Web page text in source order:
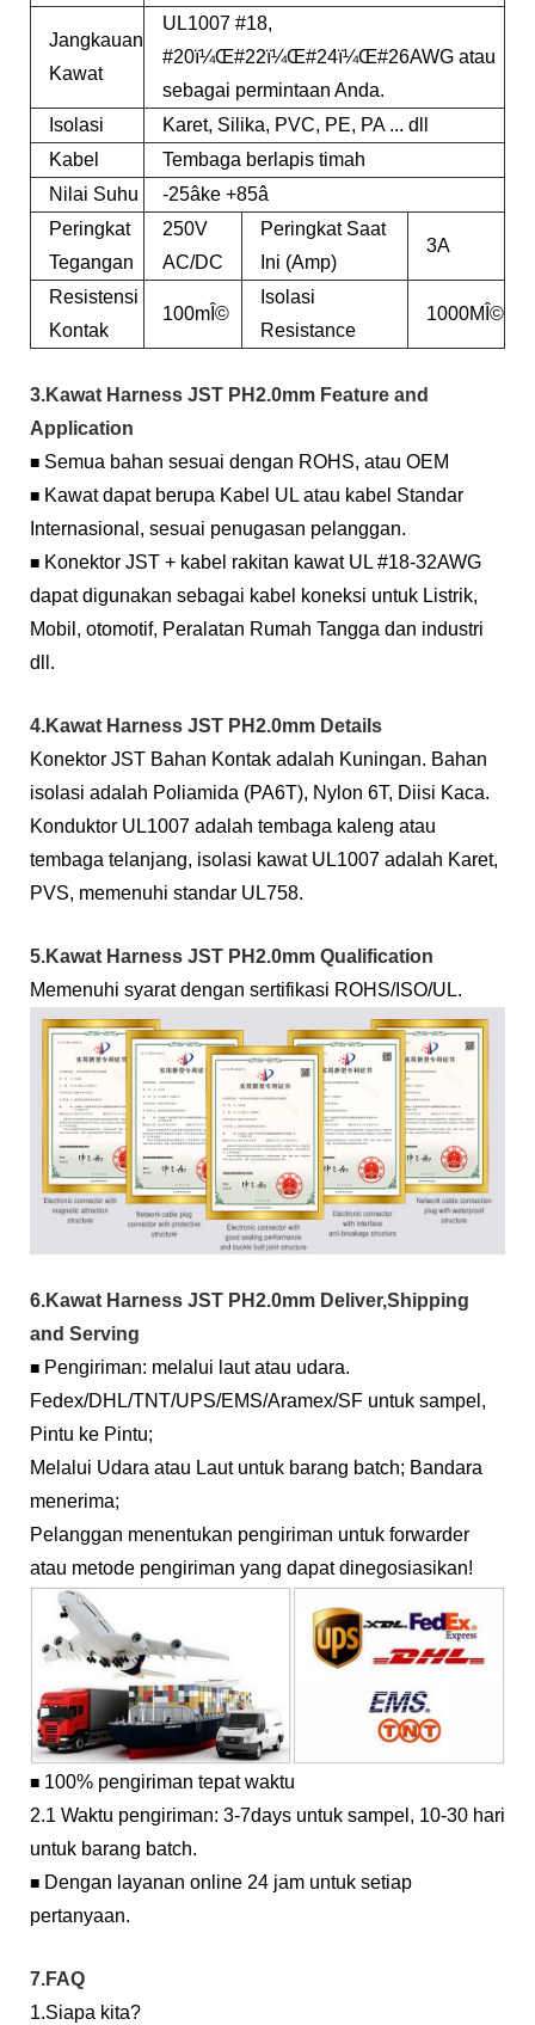
Jangkauan
Kawat
UL1007 #18,
#20ï¼Œ#22ï¼Œ#24ï¼Œ#26AWG atau
sebagai permintaan Anda.
Isolasi
Karet, Silika, PVC, PE, PA ... dll
Kabel
Tembaga berlapis timah
Nilai Suhu
-25âke +85â
Peringkat
Tegangan
250V
AC/DC
Peringkat Saat
Ini (Amp)
3A
Resistensi
Kontak
100mÎ©
Isolasi
Resistance
1000MÎ©
3.Kawat Harness JST PH2.0mm Feature and
Application
■ Semua bahan sesuai dengan ROHS, atau OEM
■ Kawat dapat berupa Kabel UL atau kabel Standar
Internasional, sesuai penugasan pelanggan.
■ Konektor JST + kabel rakitan kawat UL #18-32AWG
dapat digunakan sebagai kabel koneksi untuk Listrik,
Mobil, otomotif, Peralatan Rumah Tangga dan industri
dll.
4.Kawat Harness JST PH2.0mm Details
Konektor JST Bahan Kontak adalah Kuningan. Bahan
isolasi adalah Poliamida (PA6T), Nylon 6T, Diisi Kaca.
Konduktor UL1007 adalah tembaga kaleng atau
tembaga telanjang, isolasi kawat UL1007 adalah Karet,
PVS, memenuhi standar UL758.
5.Kawat Harness JST PH2.0mm Qualification
Memenuhi syarat dengan sertifikasi ROHS/ISO/UL.
6.Kawat Harness JST PH2.0mm Deliver,Shipping
and Serving
■ Pengiriman: melalui laut atau udara.
Fedex/DHL/TNT/UPS/EMS/Aramex/SF untuk sampel,
Pintu ke Pintu;
Melalui Udara atau Laut untuk barang batch; Bandara
menerima;
Pelanggan menentukan pengiriman untuk forwarder
atau metode pengiriman yang dapat dinegosiasikan!
■ 100% pengiriman tepat waktu
2.1 Waktu pengiriman: 3-7days untuk sampel, 10-30 hari
untuk barang batch.
■ Dengan layanan online 24 jam untuk setiap
pertanyaan.
7.FAQ
1.Siapa kita?